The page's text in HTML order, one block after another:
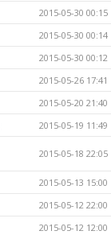
2015-05-30 00:15
2015-05-30 00:14
2015-05-30 00:12
2015-05-26 17:41
2015-05-20 21:40
2015-05-19 11:49
2015-05-18 22:05
2015-05-13 15:00
2015-05-12 22:00
2015-05-12 12:00